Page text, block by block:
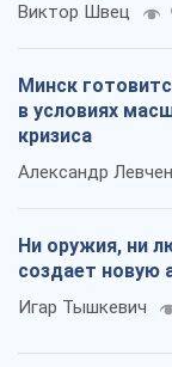
Виктор Швец
Минск
в условиях
кризиса
Александр
Ни оружия, ни
создает новую
Игар Тышкевич